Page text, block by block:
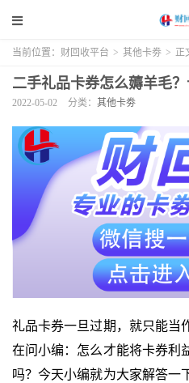
当前位置： 财回收平台 > 其他卡劵 > 正
二手礼品卡券怎么薅羊毛？
2022-05-02 分类： 其他卡劵
礼品卡券一旦过期，就只能当
在问小编：怎么才能将卡券利
吗？今天小编就为大家解答一